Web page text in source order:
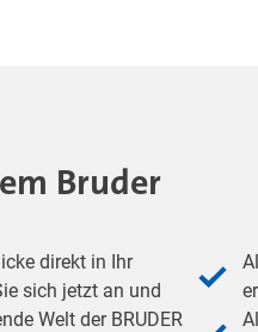
Bruder
direkt in Ihr
sich jetzt an und
Welt der BRUDER